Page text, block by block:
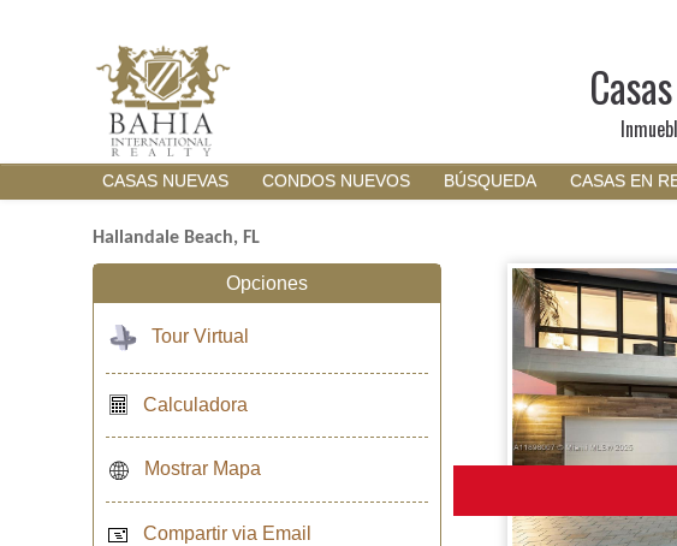
CASAS NUEVAS CONDOS NUEVOS BÚSQUEDA CASAS EN
Hallandale Beach, FL
Opciones
Tour Virtual
Calculadora
Mostrar Mapa
Compartir via Email